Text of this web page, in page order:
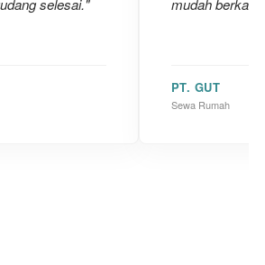
selesai."
mudah berkat
PT. GUT
Sewa Rumah